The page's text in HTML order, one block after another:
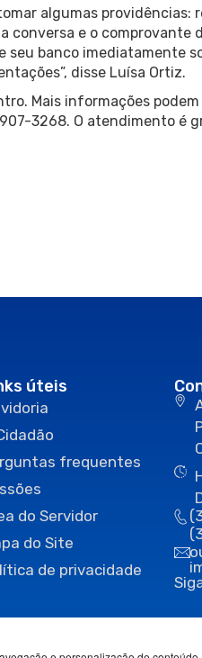
algumas providências:
conversa e o comprovante
seu banco imediatamente
disse Luísa Ortiz.
Mais informações
3268. O atendimento é
úteis
frequentes
do Servidor
do Site
de privacidade